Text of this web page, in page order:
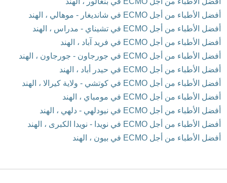
أفضل الأطباء من أجل ECMO في شانديغار - موهالي ، الهند
أفضل الأطباء من أجل ECMO في تشيناي - مدراس ، الهند
أفضل الأطباء من أجل ECMO في فريد آباد ، الهند
أفضل الأطباء من أجل ECMO في جورجاون - جورجاون ، الهند
أفضل الأطباء من أجل ECMO في حيدر أباد ، الهند
أفضل الأطباء من أجل ECMO في كوتشي - ولاية كيرالا ، الهند
أفضل الأطباء من أجل ECMO في مومباي ، الهند
أفضل الأطباء من أجل ECMO في نيودلهي - دلهي ، الهند
أفضل الأطباء من أجل ECMO في نويدا - نويدا الكبرى ، الهند
أفضل الأطباء من أجل ECMO في بيون ، الهند